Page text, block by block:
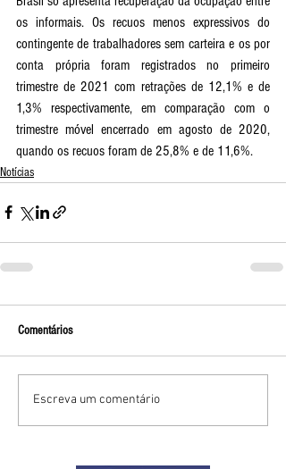
os informais. Os recuos menos expressivos do
contingente de trabalhadores sem carteira e os por
conta própria foram registrados no primeiro
trimestre de 2021 com retrações de 12,1% e de
1,3% respectivamente, em comparação com o
trimestre móvel encerrado em agosto de 2020,
quando os recuos foram de 25,8% e de 11,6%.
Notícias
Comentários
Escreva um comentário